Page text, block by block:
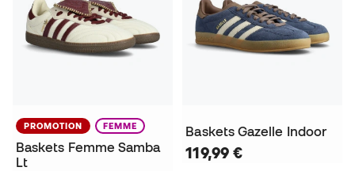
PROMOTION FEMME
Baskets Femme Samba
Lt
Baskets Gazelle Indoor
119,99 €